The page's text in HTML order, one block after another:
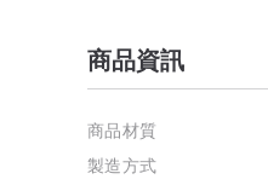
商品資訊
商品材質
製造方式